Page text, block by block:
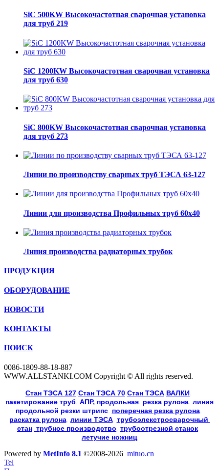
SiC 500KW Высокочастотная сварочная установка
для труб 219
SiC 1200KW Высокочастотная сварочная установка
для труб 630
SiC 800KW Высокочастотная сварочная установка
для труб 273
Линии по производству сварных труб ТЭСА 63-127
Линии для производства Профильных труб 60х40
Линия производства радиаторных трубок
ПРОДУКЦИЯ
ОБОРУДОВАНИЕ
НОВОСТИ
КОНТАКТЫ
ПОИСК
0086-1809-88-18-887
WWW.ALLSTANKI.COM Copyright © All rights reserved.
Cтан ТЭСА 127 Cтан ТЭСА 70 Cтан ТЭСА ВАЛКИ
пакетирование труб АПР, продольная резка рулона линия
продольной резки штрипс, поперечная резка рулона
раскатка рулона, линии ТЭСА, трубоэлекстросварочный
стан трубное производство трубоотрезной станок
летучие ножниц
Powered by MetInfo 8.1 ©2008-2026 mituo.cn
Tel